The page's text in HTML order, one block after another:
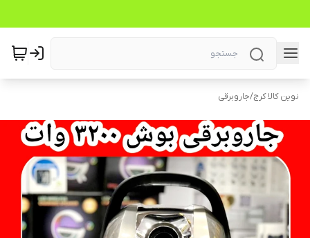
نوین کالا کرج/جاروبرقی